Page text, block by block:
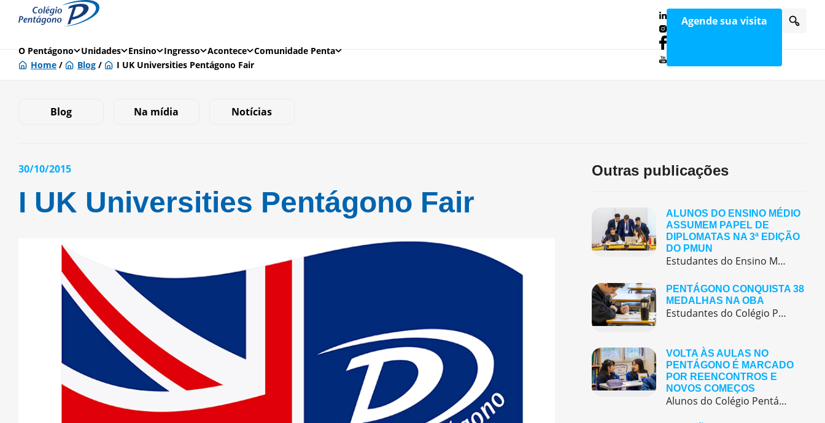
O Pentágono Unidades Ensino Ingresso Acontece Comunidade Penta
Agende sua visita
Home / Blog / I UK Universities Pentágono Fair
Blog Na mídia Notícias
30/10/2015
I UK Universities Pentágono Fair
Outras publicações
ALUNOS DO ENSINO MÉDIO
ASSUMEM PAPEL DE
DIPLOMATAS NA 3ª EDIÇÃO
DO PMUN
Estudantes do Ensino Médio do Colégio Pentágono protagonizaram uma simulação da ONU, defendendo posições de países em comitês temáticos e vivenciando, na prática, negociações diplomáticas multilíngues.
PENTÁGONO CONQUISTA 38
MEDALHAS NA OBA
Estudantes do Colégio Pentágono conquistam excelente resultado na Olimpíada Brasileira de Astronomia e Astronáutica (OBA) 2025, somando 38 medalhas.
VOLTA ÀS AULAS NO
PENTÁGONO É MARCADO
POR REENCONTROS E
NOVOS COMEÇOS
Alunos do Colégio Pentágono retornaram às aulas trazendo o entusiasmo dos reencontros e o desejo de seguir aprendendo com significado.